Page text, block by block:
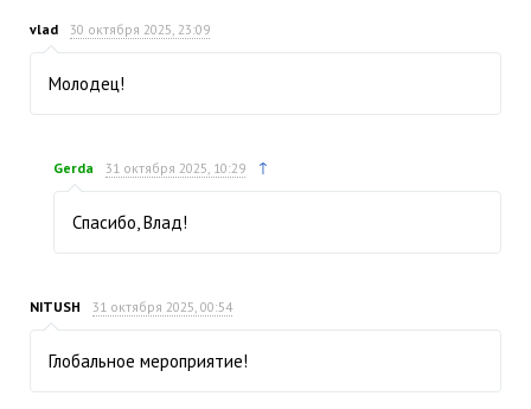
vlad 30 октября 2025, 23:09
Молодец!
Gerda 31 октября 2025, 10:29 ↑
Спасибо, Влад!
NITUSH 31 октября 2025, 00:54
Глобальное мероприятие!